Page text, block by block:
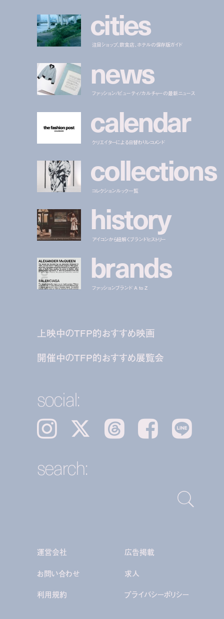
cities
注目ショップ、飲食店、ホテルの保存版ガイド
news
ファッション/ビューティ/カルチャーの最新ニュース
calendar
クリエイターによる日替わりレコメンド
collections
コレクションルック一覧
history
アイコンから紐解くブランドヒストリー
brands
ファッションブランド A to Z
上映中のTFP的おすすめ映画
開催中のTFP的おすすめ展覧会
social:
Instagram 𝕏 Threads Facebook LINE
search:
運営会社
広告掲載
お問い合わせ
求人
利用規約 プライバシーポリシー